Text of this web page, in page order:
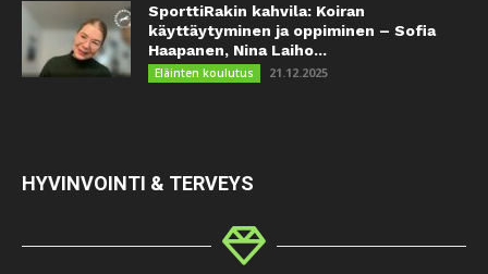
SporttiRakin kahvila: Koiran
käyttäytyminen ja oppiminen – Sofia
Haapanen, Nina Laiho...
Eläinten koulutus 21.12.2025
HYVINVOINTI & TERVEYS